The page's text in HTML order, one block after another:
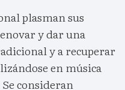
plasman sus
y dar una
y a recuperar
en música
consideran